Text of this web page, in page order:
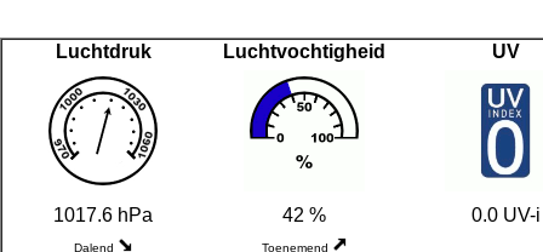
Luchtdruk Luchtvochtigheid UV
1017.6 hPa 42 % 0.0 UV-i
Dalend Toenemend